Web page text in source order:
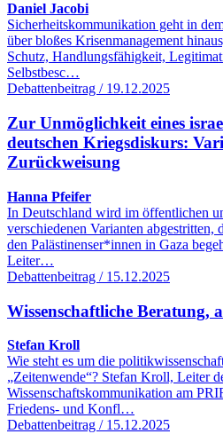
Daniel Jacobi
Sicherheitskommunikation geht in
über bloßes Krisenmanagement
Schutz, Handlungsfähigkeit,
Selbstbesc…
Debattenbeitrag / 19.12.2025
Zur Unmöglichkeit eines
deutschen Kriegsdiskurs:
Zurückweisung
Hanna Pfeifer
In Deutschland wird im öffentlichen
verschiedenen Varianten abgestritten,
den Palästinenser*innen in Gaza
Leiter…
Debattenbeitrag / 15.12.2025
Wissenschaftliche Beratung,
Stefan Kroll
Wie steht es um die
„Zeitenwende“? Stefan Kroll, Leiter
Wissenschaftskommunikation am
Friedens- und Konfl…
Debattenbeitrag / 15.12.2025